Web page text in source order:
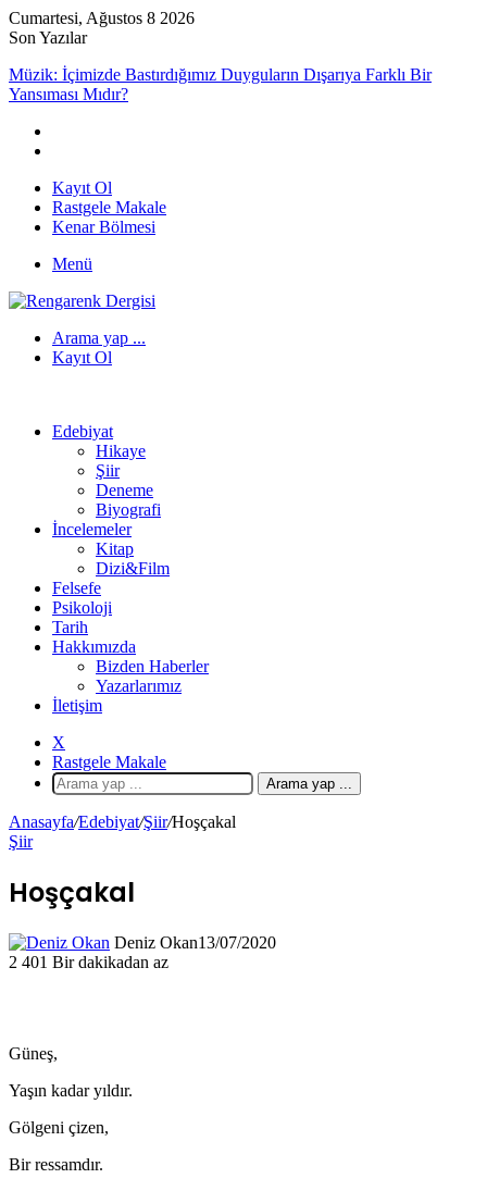
Cumartesi, Ağustos 8 2026
Son Yazılar
Müzik: İçimizde Bastırdığımız Duyguların Dışarıya Farklı Bir
Yansıması Mıdır?
Kayıt Ol
Rastgele Makale
Kenar Bölmesi
Menü
Arama yap ...
Kayıt Ol
Edebiyat
Hikaye
Şiir
Deneme
Biyografi
İncelemeler
Kitap
Dizi&Film
Felsefe
Psikoloji
Tarih
Hakkımızda
Bizden Haberler
Yazarlarımız
İletişim
X
Rastgele Makale
Arama yap ...
Anasayfa/Edebiyat/Şiir/Hoşçakal
Şiir
Hoşçakal
Deniz Okan13/07/2020
2 401 Bir dakikadan az
Güneş,
Yaşın kadar yıldır.
Gölgeni çizen,
Bir ressamdır.